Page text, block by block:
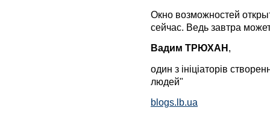
Окно возможностей
сейчас. Ведь завтра
Вадим ТРЮХАН,
один з ініціаторів
людей"
blogs.lb.ua